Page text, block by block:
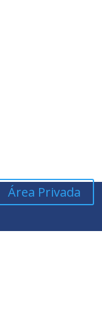
Área Privada